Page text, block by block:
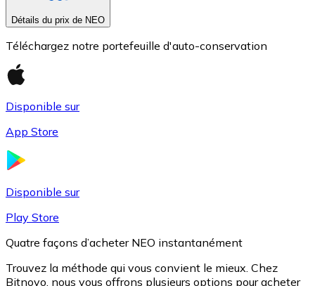
Détails du prix de NEO
Téléchargez notre portefeuille d'auto-conservation
Disponible sur
App Store
Disponible sur
Play Store
Quatre façons d’acheter NEO instantanément
Trouvez la méthode qui vous convient le mieux. Chez
Bitnovo, nous vous offrons plusieurs options pour acheter